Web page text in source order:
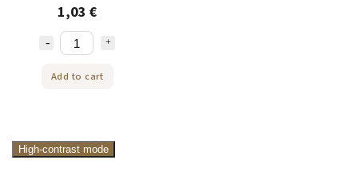
1,03 €
Add to cart
High-contrast mode